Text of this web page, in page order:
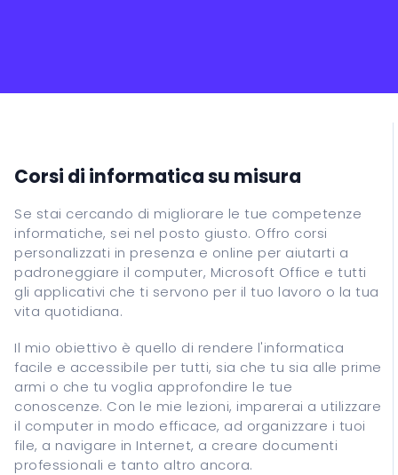
ITALIANO
ENGLISH
ESPANOL
FRANCAIS
DEUTSCH
Corsi di informatica su misura
Se stai cercando di migliorare le tue competenze
informatiche, sei nel posto giusto. Offro corsi
personalizzati in presenza e online per aiutarti a
padroneggiare il computer, Microsoft Office e tutti
gli applicativi che ti servono per il tuo lavoro o la tua
vita quotidiana.
Il mio obiettivo è quello di rendere l'informatica
facile e accessibile per tutti, sia che tu sia alle prime
armi o che tu voglia approfondire le tue
conoscenze. Con le mie lezioni, imparerai a utilizzare
il computer in modo efficace, ad organizzare i tuoi
file, a navigare in Internet, a creare documenti
professionali e tanto altro ancora.